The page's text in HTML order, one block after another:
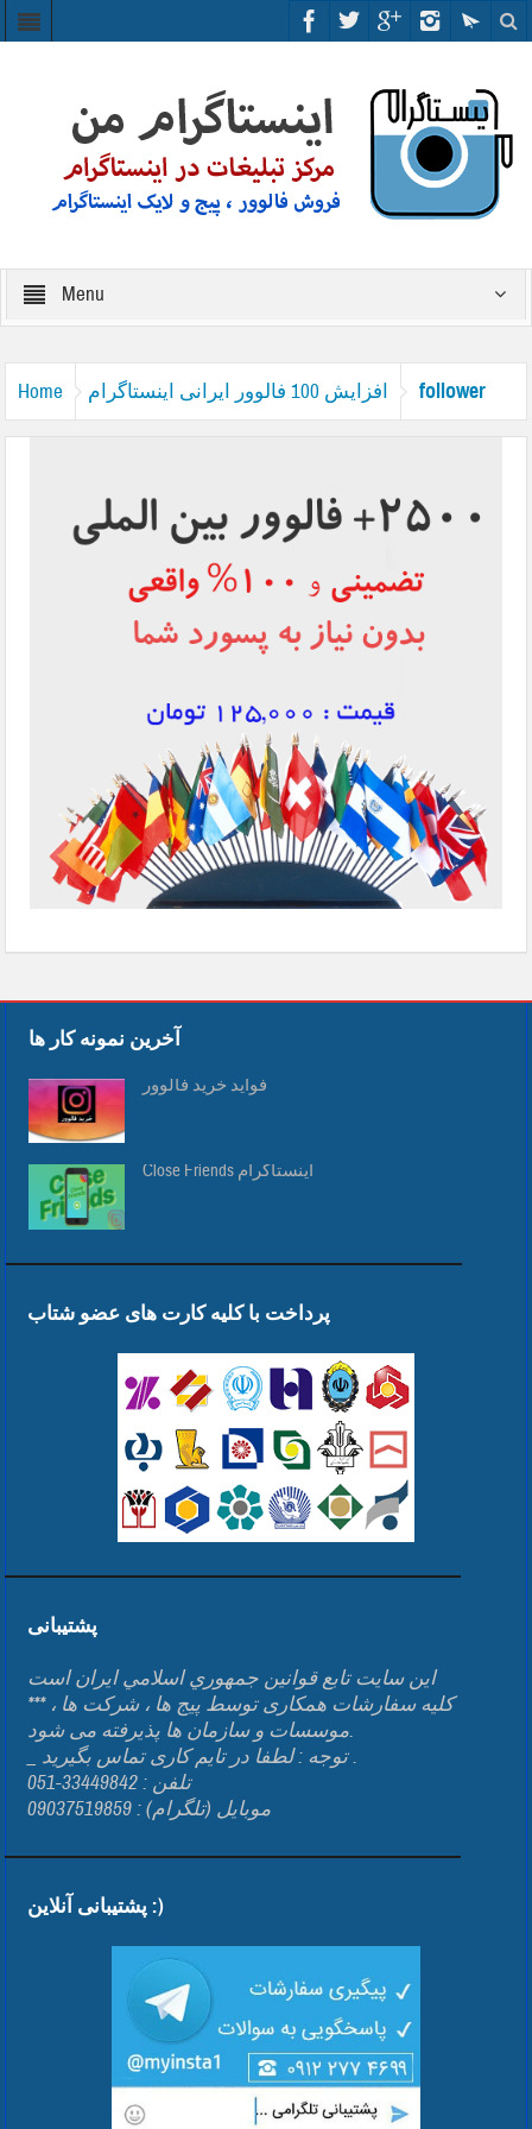
Menu
Home افزایش 100 فالوور ایرانی اینستاگرام follower
آخرین نمونه کار ها
فواید خرید فالوور
Close Friends اینستاگرام
پرداخت با کلیه کارت های عضو شتاب
پشتیبانی
اين سايت تابع قوانين جمهوري اسلامي ايران است
*** کلیه سفارشات همکاری توسط پیج ها ، شرکت ها ،
موسسات و سازمان ها پذیرفته می شود.
_ توجه : لطفا در تایم کاری تماس بگیرید .
تلفن : 33449842-051
موبایل (تلگرام) : 09037519859
پشتیبانی آنلاین :)